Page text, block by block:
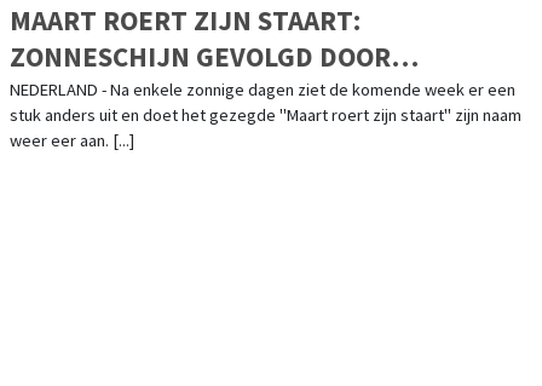
MAART ROERT ZIJN STAART:
ZONNESCHIJN GEVOLGD DOOR
(WINTERSE) BUIEN
NEDERLAND - Na enkele zonnige dagen ziet de komende week er een
stuk anders uit en doet het gezegde "Maart roert zijn staart" zijn naam
weer eer aan. [...]